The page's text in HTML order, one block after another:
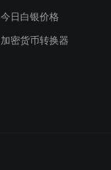
今日白银价格
加密货币转换器